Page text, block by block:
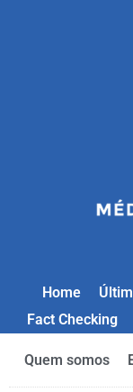
Home
Fact Checking
Quem somos